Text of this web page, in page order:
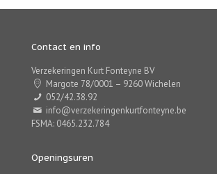
Contact en info
Verzekeringen Kurt Fonteyne BV
Margote 78/0001 – 9260 Wichelen
052/42.38.92
info@verzekeringenkurtfonteyne.be
FSMA: 0465.232.784
Openingsuren